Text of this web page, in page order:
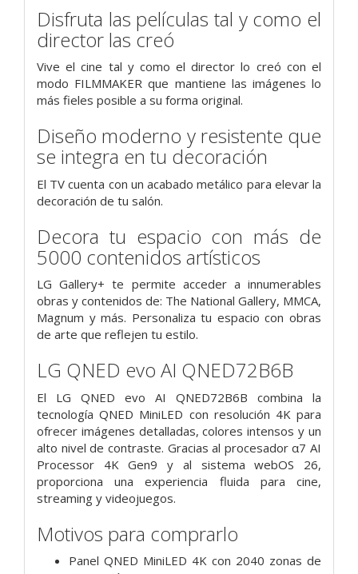
Disfruta las películas tal y como el
director las creó
Vive el cine tal y como el director lo creó con el
modo FILMMAKER que mantiene las imágenes lo
más fieles posible a su forma original.
Diseño moderno y resistente que
se integra en tu decoración
El TV cuenta con un acabado metálico para elevar la
decoración de tu salón.
Decora tu espacio con más de
5000 contenidos artísticos
LG Gallery+ te permite acceder a innumerables
obras y contenidos de: The National Gallery, MMCA,
Magnum y más. Personaliza tu espacio con obras
de arte que reflejen tu estilo.
LG QNED evo AI QNED72B6B
El LG QNED evo AI QNED72B6B combina la
tecnología QNED MiniLED con resolución 4K para
ofrecer imágenes detalladas, colores intensos y un
alto nivel de contraste. Gracias al procesador α7 AI
Processor 4K Gen9 y al sistema webOS 26,
proporciona una experiencia fluida para cine,
streaming y videojuegos.
Motivos para comprarlo
Panel QNED MiniLED 4K con 2040 zonas de